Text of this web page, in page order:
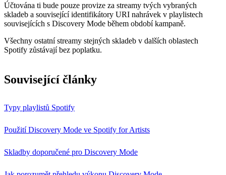
Účtována ti bude pouze provize za streamy tvých vybraných
skladeb a související identifikátory URI nahrávek v playlistech
souvisejících s Discovery Mode během období kampaně.
Všechny ostatní streamy stejných skladeb v dalších oblastech
Spotify zůstávají bez poplatku.
Související články
Typy playlistů Spotify
Použití Discovery Mode ve Spotify for Artists
Skladby doporučené pro Discovery Mode